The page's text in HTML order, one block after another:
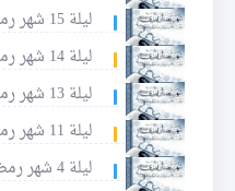
ليلة 15 شهر رمضان 1433 هجرية
ليلة 14 شهر رمضان 1433 هجرية
ليلة 13 شهر رمضان 1433 هجرية
ليلة 11 شهر رمضان 1433 هجرية
ليلة 4 شهر رمضان 1433 هجرية